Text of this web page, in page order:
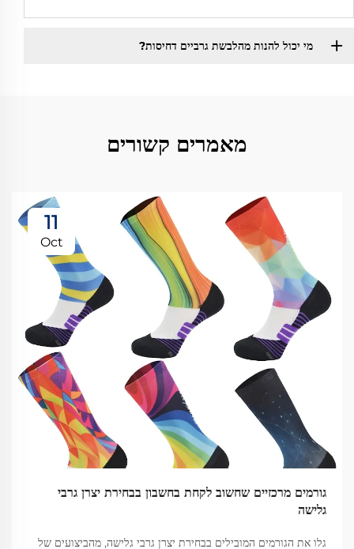
מי יכול להנות מהלבשת גרביים דחיסות?
מאמרים קשורים
11
Oct
גורמים מרכזיים שחשוב לקחת בחשבון בבחירת יצרן גרבי
גלישה
גלו את הגורמים המובילים בבחירת יצרן גרבי גלישה, מהביצועים של